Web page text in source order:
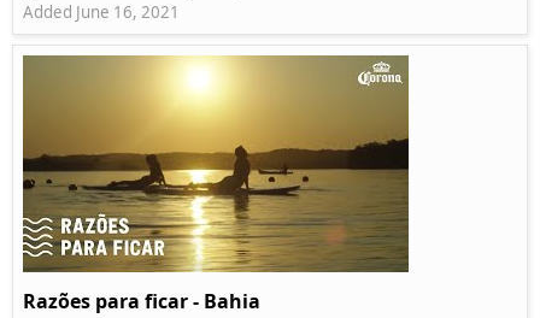
Added June 16, 2021
Razões para ficar - Bahia